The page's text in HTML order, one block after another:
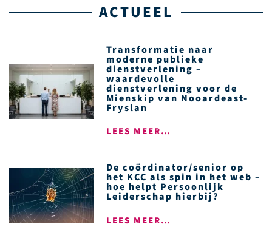
ACTUEEL
Transformatie naar
moderne publieke
dienstverlening –
waardevolle
dienstverlening voor de
Mienskip van Nooardeast-
Fryslan
LEES MEER…
De coördinator/senior op
het KCC als spin in het web –
hoe helpt Persoonlijk
Leiderschap hierbij?
LEES MEER…